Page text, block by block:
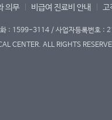
의무 비급여 진료비 안내 고
화 : 1599-3114 / 사업자등록번호
CENTER. ALL RIGHTS